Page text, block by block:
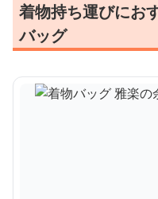
着物持ち運びにお
バッグ